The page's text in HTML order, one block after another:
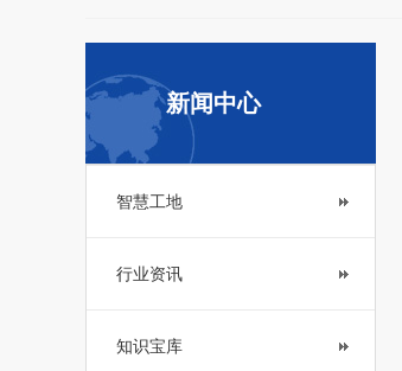
新闻中心
智慧工地
行业资讯
知识宝库